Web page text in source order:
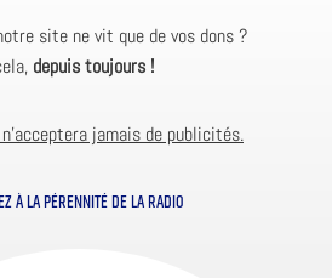
site ne vit que de vos dons ?
depuis toujours !
jamais de publicités.
À LA PÉRENNITÉ DE LA RADIO